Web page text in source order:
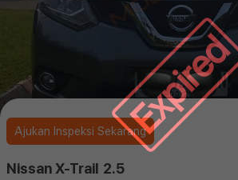
Expired
Ajukan Inspeksi Sekarang
Nissan X-Trail 2.5